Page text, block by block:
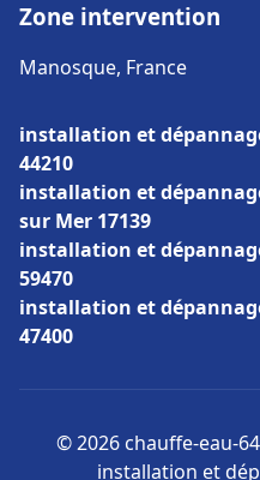
Zone intervention
Manosque, France
installation et
44210
installation et
sur Mer 17139
installation et
59470
installation et
47400
© 2026 chauffe-eau-
installation et